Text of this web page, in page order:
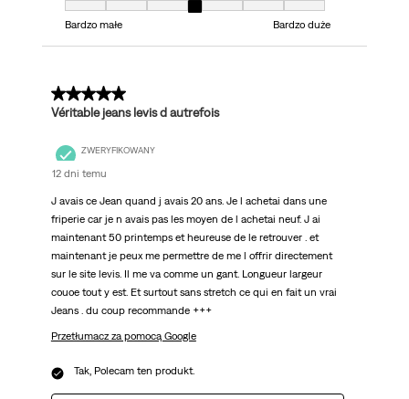
Dopasowanie, 4 z 7, gdzie 1 jest równe Bardzo małe i 7 jest równe Bardzo
Bardzo małe
Bardzo duże
5 z 5 gwiazdek.
Véritable jeans levis d autrefois
ZWERYFIKOWANY
12 dni temu
J avais ce Jean quand j avais 20 ans. Je l achetai dans une
friperie car je n avais pas les moyen de l achetai neuf. J ai
maintenant 50 printemps et heureuse de le retrouver . et
maintenant je peux me permettre de me l offrir directement
sur le site levis. Il me va comme un gant. Longueur largeur
couoe tout y est. Et surtout sans stretch ce qui en fait un vrai
Jeans . du coup recommande +++
Przetłumacz za pomocą Google
Tak, Polecam ten produkt.